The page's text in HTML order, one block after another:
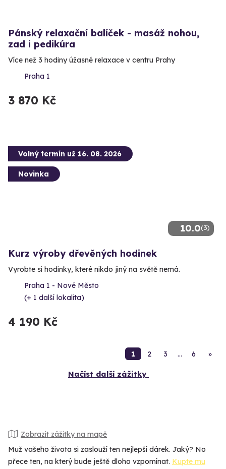
Pánský relaxační balíček - masáž nohou,
zad i pedikúra
Více než 3 hodiny úžasné relaxace v centru Prahy
Praha 1
3 870 Kč
10.0(3)
Volný termín už 16. 08. 2026
Novinka
Kurz výroby dřevěných hodinek
Vyrobte si hodinky, které nikdo jiný na světě nemá.
Praha 1 - Nové Město
(+ 1 další lokalita)
4 190 Kč
1 2 3 … 6 »
Načíst další zážitky
Zobrazit zážitky na mapě
Muž vašeho života si zaslouží ten nejlepší dárek. Jaký? No
přece ten, na který bude ještě dloho vzpomínat. Kupte mu